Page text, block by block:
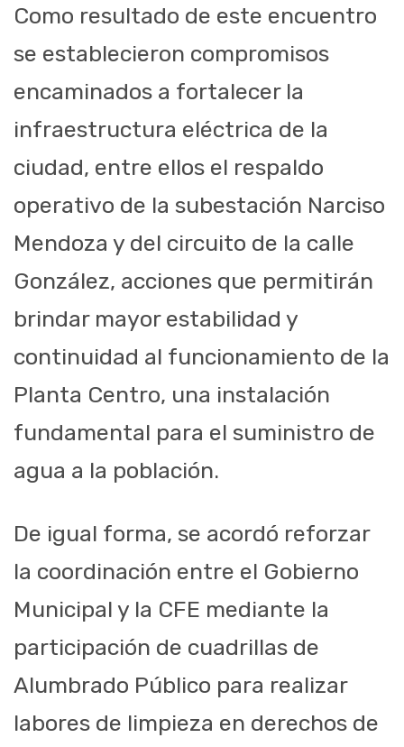
Como resultado de este encuentro
se establecieron compromisos
encaminados a fortalecer la
infraestructura eléctrica de la
ciudad, entre ellos el respaldo
operativo de la subestación Narciso
Mendoza y del circuito de la calle
González, acciones que permitirán
brindar mayor estabilidad y
continuidad al funcionamiento de la
Planta Centro, una instalación
fundamental para el suministro de
agua a la población.
De igual forma, se acordó reforzar
la coordinación entre el Gobierno
Municipal y la CFE mediante la
participación de cuadrillas de
Alumbrado Público para realizar
labores de limpieza en derechos de